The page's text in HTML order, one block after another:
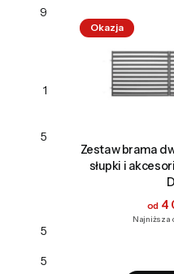
9
1
5
5
5
Okazja
Zestaw brama
słupki i
4
Najniższa